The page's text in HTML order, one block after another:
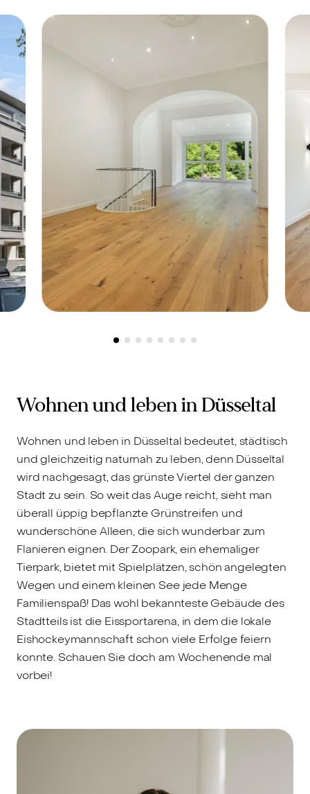
Düsseldorf-Düsseltal, 40237 -
einzigartigem
Wohnen und leben in Düsseltal
Wohnen und leben in Düsseltal bedeutet, städtisch
und gleichzeitig naturnah zu leben, denn Düsseltal
wird nachgesagt, das grünste Viertel der ganzen
Stadt zu sein. So weit das Auge reicht, sieht man
überall üppig bepflanzte Grünstreifen und
wunderschöne Alleen, die sich wunderbar zum
Flanieren eignen. Der Zoopark, ein ehemaliger
Tierpark, bietet mit Spielplätzen, schön angelegten
Wegen und einem kleinen See jede Menge
Familienspaß! Das wohl bekannteste Gebäude des
Stadtteils ist die Eissportarena, in dem die lokale
Eishockeymannschaft schon viele Erfolge feiern
konnte. Schauen Sie doch am Wochenende mal
vorbei!